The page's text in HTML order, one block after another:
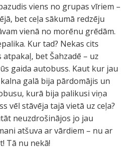
viens no grupas vīriem –
bet ceļa sākumā redzēju
vienā no morēnu grēdām.
Kur tad? Nekas cits
bet Šahzadē – uz
gaida autobuss. Kaut kur jau
galā bija pārdomājis un
kurā bija palikusi viņa
vēl stāvēja tajā vietā uz ceļa?
neuzdrošinājos jo jau
atšuva ar vārdiem – nu ar
Tā nu nekā!